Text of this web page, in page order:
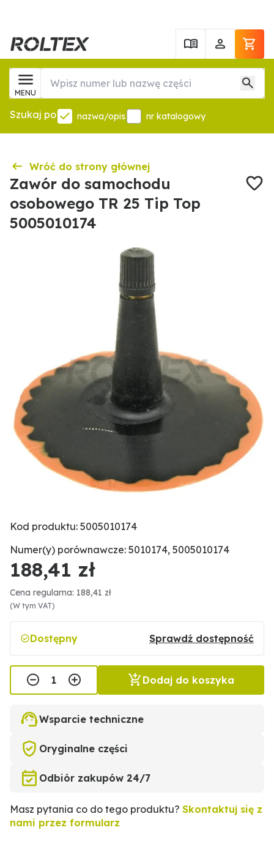
MENU
Szukaj po nazwa/opis nr katalogowy
Wróć do strony głównej
Zawór do samochodu
osobowego TR 25 Tip Top
5005010174
Kod produktu: 5005010174
Numer(y) porównawcze: 5010174, 5005010174
188,41 zł
Cena regularna: 188,41 zł
(W tym VAT)
Dostępny Sprawdź dostępność
Dodaj do koszyka
Wsparcie techniczne
Oryginalne części
Odbiór zakupów 24/7
Masz pytania co do tego produktu? Skontaktuj się z
nami przez formularz